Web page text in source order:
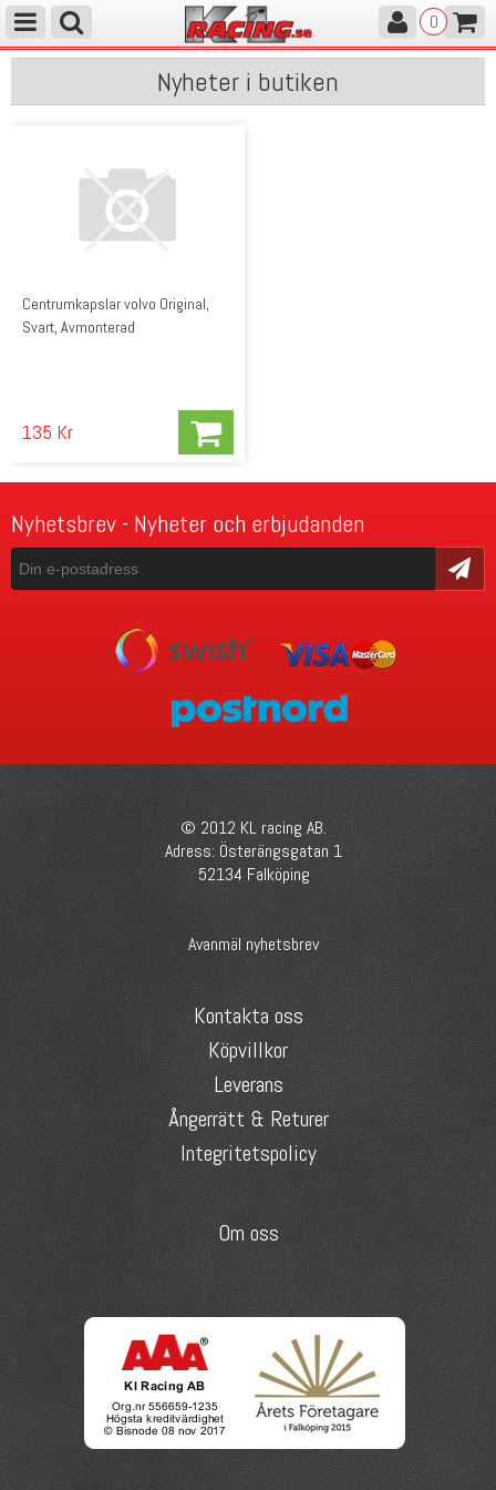
0
Nyheter i butiken
Centrumkapslar volvo Original,
Svart, Avmonterad
135 Kr
Nyhetsbrev - Nyheter och erbjudanden
Skicka
© 2012 KL racing AB.
Adress: Österängsgatan 1
52134 Falköping
Avanmäl nyhetsbrev
Kontakta oss
Köpvillkor
Leverans
Ångerrätt & Returer
Integritetspolicy
Om oss